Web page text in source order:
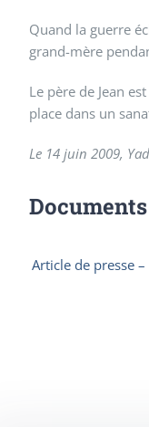
Quand la guerre
grand-mère
Le père de Jean
place dans un
Le 14 juin 2009,
Article de presse